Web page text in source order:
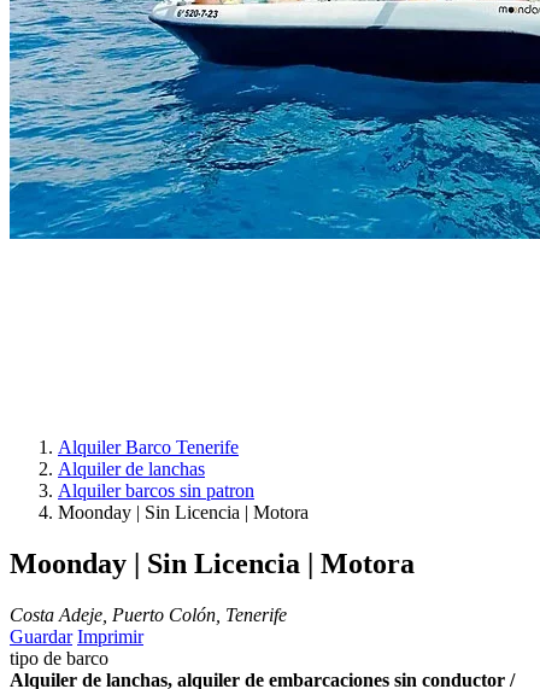
Alquiler Barco Tenerife
Alquiler de lanchas
Alquiler barcos sin patron
Moonday | Sin Licencia | Motora
Moonday | Sin Licencia | Motora
Costa Adeje, Puerto Colón, Tenerife
Guardar Imprimir
tipo de barco
Alquiler de lanchas, alquiler de embarcaciones sin conductor /